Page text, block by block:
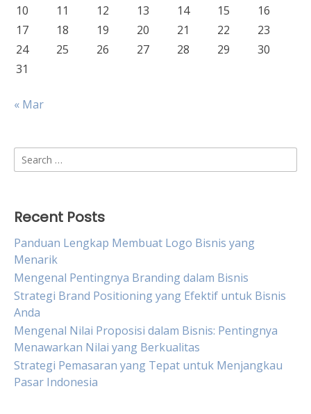
10 11 12 13 14 15
16
17
18 19 20 21 22
23
24
25 26 27 28 29
30
31
« Mar
Search
for:
Recent Posts
Panduan Lengkap Membuat Logo Bisnis yang
Menarik
Mengenal Pentingnya Branding dalam Bisnis
Strategi Brand Positioning yang Efektif untuk Bisnis
Anda
Mengenal Nilai Proposisi dalam Bisnis: Pentingnya
Menawarkan Nilai yang Berkualitas
Strategi Pemasaran yang Tepat untuk Menjangkau
Pasar Indonesia